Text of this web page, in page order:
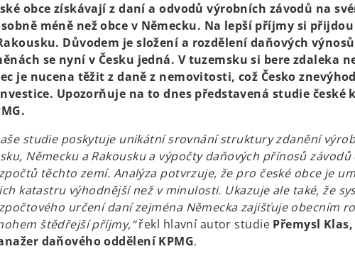
obce získávají z daní a odvodů výrobních závodů na
méně než obce v Německu. Na lepší příjmy si
Důvodem je složení a rozdělení daňových
se nyní v Česku jedná. V tuzemsku si bere zdaleka
je nucena těžit z daně z nemovitosti, což Česko
Upozorňuje na to dnes představená studie české
studie poskytuje unikátní srovnání struktury zdanění
Německu a Rakousku a výpočty daňových přínosů
těchto zemí. Analýza potvrzuje, že pro české obce je
katastru výhodnější než v minulosti. Ukazuje ale také, že
určení daní zejména Německa zajišťuje obecním
štědřejší příjmy,“řekl hlavní autor studie Přemysl
daňového oddělení KPMG.